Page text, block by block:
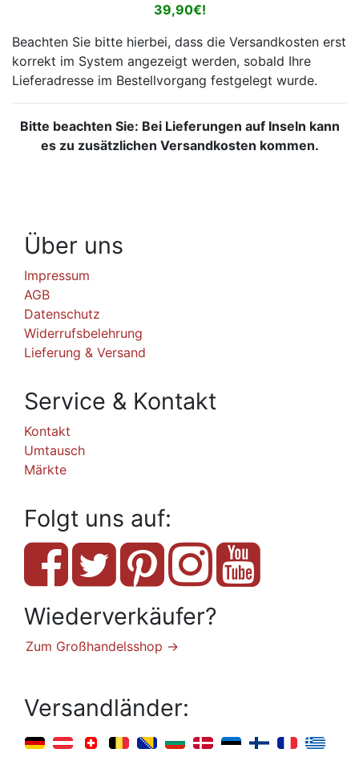
39,90€!
Beachten Sie bitte hierbei, dass die Versandkosten erst
korrekt im System angezeigt werden, sobald Ihre
Lieferadresse im Bestellvorgang festgelegt wurde.
Bitte beachten Sie: Bei Lieferungen auf Inseln kann
es zu zusätzlichen Versandkosten kommen.
Über uns
Impressum
AGB
Datenschutz
Widerrufsbelehrung
Lieferung & Versand
Service & Kontakt
Kontakt
Umtausch
Märkte
Folgt uns auf:
Wiederverkäufer?
Zum Großhandelsshop →
Versandländer: